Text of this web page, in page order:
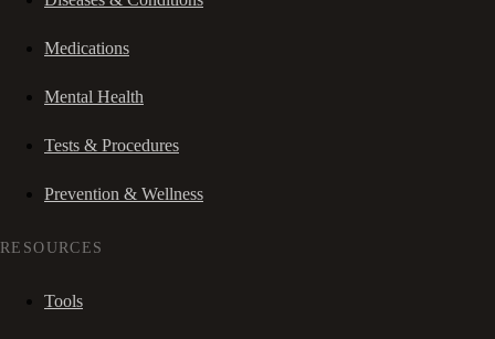
Medications
Mental Health
Tests & Procedures
Prevention & Wellness
RESOURCES
Tools